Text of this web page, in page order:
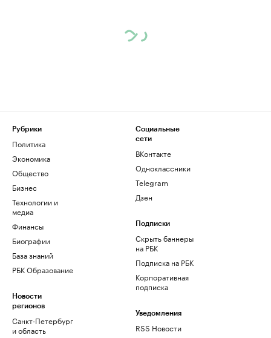
Рубрики
Политика
Экономика
Общество
Бизнес
Технологии и
медиа
Финансы
Биографии
База знаний
РБК Образование
Новости
регионов
Санкт-Петербург
и область
Социальные
сети
ВКонтакте
Одноклассники
Telegram
Дзен
Подписки
Скрыть баннеры
на РБК
Подписка на РБК
Корпоративная
подписка
Уведомления
RSS Новости